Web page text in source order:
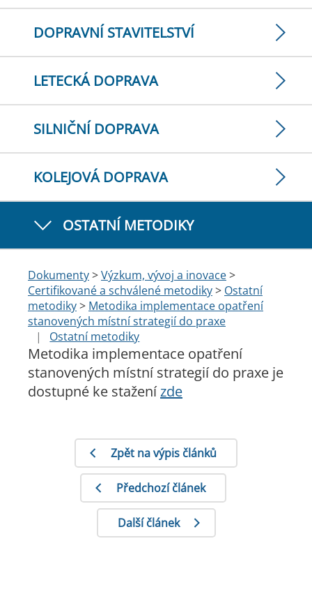
DOPRAVNÍ STAVITELSTVÍ
LETECKÁ DOPRAVA
SILNIČNÍ DOPRAVA
KOLEJOVÁ DOPRAVA
OSTATNÍ METODIKY
Dokumenty>Výzkum, vývoj a inovace>
Certifikované a schválené metodiky> Ostatní
metodiky> Metodika implementace opatření
stanovených místní strategií do praxe
|
Ostatní metodiky
Metodika implementace opatření
stanovených místní strategií do praxe je
dostupné ke staženízde
Zpět na výpis článků
Předchozí článek
Další článek